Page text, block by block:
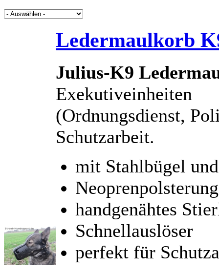
Ledermaulkorb
Julius-K9
Exekutiveinheiten
(Ordnungsdienst,
Schutzarbeit.
mit Stahlbügel
handgenähtes
Schnellauslöser
perfekt für